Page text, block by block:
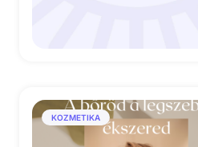
KOZMETIKA